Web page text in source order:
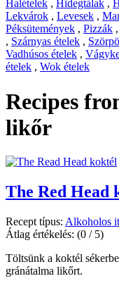
Halételek , Hidegtálak ,
Lekvárok , Levesek ,
Péksütemények , Pizzák ,
, Szárnyas ételek ,
Vadhúsos ételek ,
ételek , Wok ételek
Recipes
likőr
The Red Head
Recept típus: Alkoholos
Átlag értékelés: (0 / 5)
Töltsünk a koktél
gránátalma likőrt.